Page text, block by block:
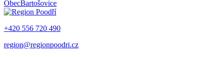
ObecBartošovice
+420 556 720 490
region@regionpoodri.cz